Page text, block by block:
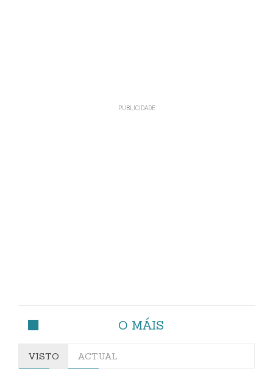
O MÁIS
VISTO ACTUAL